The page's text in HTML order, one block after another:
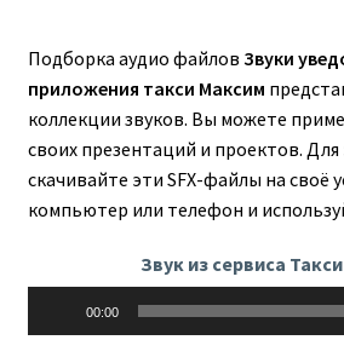
Подборка аудио файлов Звуки
приложения такси Максим
коллекции звуков. Вы можете
своих презентаций и проектов. Для
скачивайте эти SFX-файлы на своё
компьютер или телефон и
Звук из сервиса
00:00